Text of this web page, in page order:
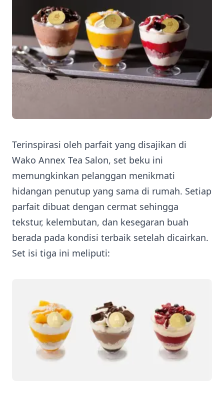
Terinspirasi oleh parfait yang disajikan di
Wako Annex Tea Salon, set beku ini
memungkinkan pelanggan menikmati
hidangan penutup yang sama di rumah. Setiap
parfait dibuat dengan cermat sehingga
tekstur, kelembutan, dan kesegaran buah
berada pada kondisi terbaik setelah dicairkan.
Set isi tiga ini meliputi: